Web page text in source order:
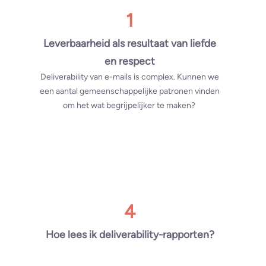
1
Leverbaarheid als resultaat van liefde
en respect
Deliverability van e-mails is complex. Kunnen we
een aantal gemeenschappelijke patronen vinden
om het wat begrijpelijker te maken?
4
Hoe lees ik deliverability-rapporten?